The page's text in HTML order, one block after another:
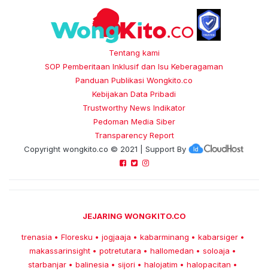
Tentang kami
SOP Pemberitaan Inklusif dan Isu Keberagaman
Panduan Publikasi Wongkito.co
Kebijakan Data Pribadi
Trustworthy News Indikator
Pedoman Media Siber
Transparency Report
Copyright wongkito.co © 2021 | Support By
JEJARING WONGKITO.CO
trenasia • Floresku • jogjaaja • kabarminang • kabarsiger •
makassarinsight • potretutara • hallomedan • soloaja •
starbanjar • balinesia • sijori • halojatim • halopacitan •